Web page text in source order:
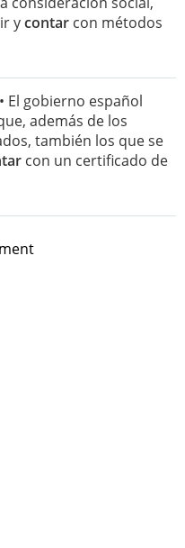
ycontar con métodos
El gobierno español
además de los
también los que se
con un certificado de